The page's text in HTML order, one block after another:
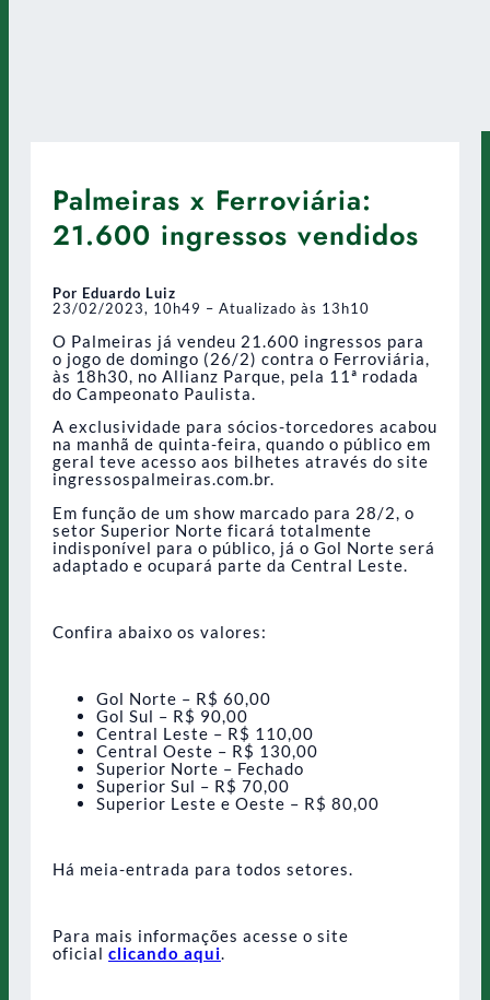
Palmeiras x Ferroviária:
21.600 ingressos vendidos
Por Eduardo Luiz
23/02/2023, 10h49 – Atualizado às 13h10
O Palmeiras já vendeu 21.600 ingressos para
o jogo de domingo (26/2) contra o Ferroviária,
às 18h30, no Allianz Parque, pela 11ª rodada
do Campeonato Paulista.
A exclusividade para sócios-torcedores acabou
na manhã de quinta-feira, quando o público em
geral teve acesso aos bilhetes através do site
ingressospalmeiras.com.br.
Em função de um show marcado para 28/2, o
setor Superior Norte ficará totalmente
indisponível para o público, já o Gol Norte será
adaptado e ocupará parte da Central Leste.
Confira abaixo os valores:
Gol Norte – R$ 60,00
Gol Sul – R$ 90,00
Central Leste – R$ 110,00
Central Oeste – R$ 130,00
Superior Norte – Fechado
Superior Sul – R$ 70,00
Superior Leste e Oeste – R$ 80,00
Há meia-entrada para todos setores.
Para mais informações acesse o site
oficial clicando aqui.